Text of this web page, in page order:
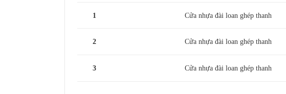
1 Cửa nhựa đài loan ghép thanh
2 Cửa nhựa đài loan ghép thanh
3 Cửa nhựa đài loan ghép thanh